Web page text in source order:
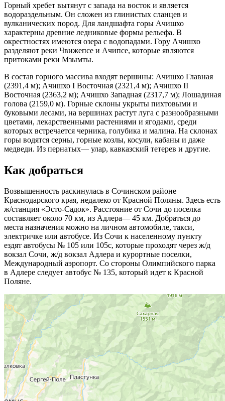
Горный хребет вытянут с запада на восток и является
водораздельным. Он сложен из глинистых сланцев и
вулканических пород. Для ландшафта горы Ачишхо
характерны древние ледниковые формы рельефа. В
окрестностях имеются озера с водопадами. Гору Ачишхо
разделяют реки Чвижепсе и Ачипсе, которые являются
притоками реки Мзымты.
В состав горного массива входят вершины: Ачишхо Главная
(2391,4 м); Ачишхо I Восточная (2321,4 м); Ачишхо II
Восточная (2363,2 м); Ачишхо Западная (2317,7 м); Лошадиная
голова (2159,0 м). Горные склоны укрыты пихтовыми и
буковыми лесами, на вершинах растут луга с разнообразными
цветами, лекарственными растениями и ягодами, среди
которых встречается черника, голубика и малина. На склонах
горы водятся серны, горные козлы, косули, кабаны и даже
медведи. Из пернатых— улар, кавказский тетерев и другие.
Как добраться
Возвышенность раскинулась в Сочинском районе
Краснодарского края, недалеко от Красной Поляны. Здесь есть
ж/станция «Эсто-Садок». Расстояние от Сочи до поселка
составляет около 70 км, из Адлера— 45 км. Добраться до
места назначения можно на личном автомобиле, такси,
электричке или автобусе. Из Сочи к населенному пункту
ездят автобусы № 105 или 105с, которые проходят через ж/д
вокзал Сочи, ж/д вокзал Адлера и курортные поселки,
Международный аэропорт. Со стороны Олимпийского парка
в Адлере следует автобус № 135, который идет к Красной
Поляне.